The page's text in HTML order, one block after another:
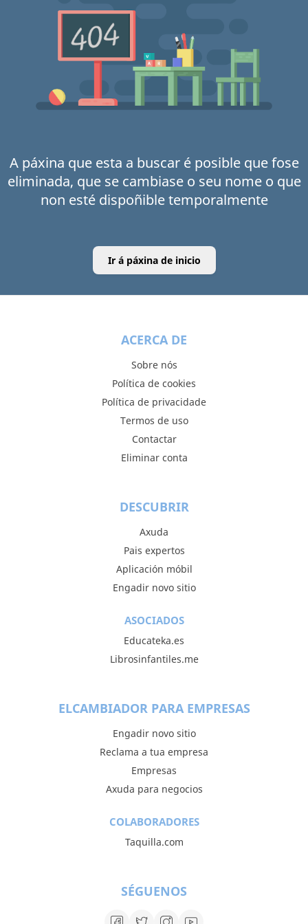
A páxina que esta a buscar é posible que fose
eliminada, que se cambiase o seu nome o que
non esté dispoñible temporalmente
Ir á páxina de inicio
ACERCA DE
Sobre nós
Política de cookies
Política de privacidade
Termos de uso
Contactar
Eliminar conta
DESCUBRIR
Axuda
Pais expertos
Aplicación móbil
Engadir novo sitio
ASOCIADOS
Educateka.es
Librosinfantiles.me
ELCAMBIADOR PARA EMPRESAS
Engadir novo sitio
Reclama a tua empresa
Empresas
Axuda para negocios
COLABORADORES
Taquilla.com
SÉGUENOS